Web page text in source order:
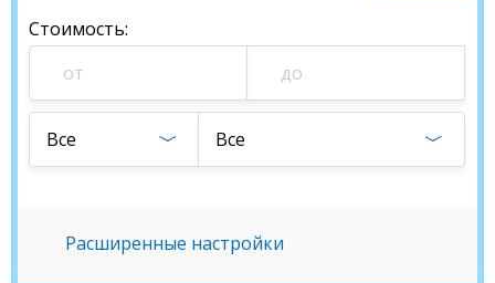
Стоимость:
Все Все
Расширенные настройки